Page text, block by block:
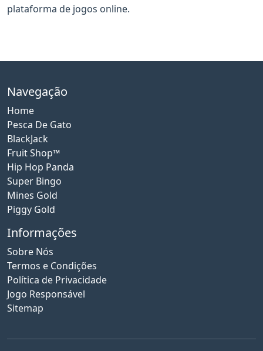
plataforma de jogos online.
Navegação
Home
Pesca De Gato
BlackJack
Fruit Shop™
Hip Hop Panda
Super Bingo
Mines Gold
Piggy Gold
Informações
Sobre Nós
Termos e Condições
Política de Privacidade
Jogo Responsável
Sitemap